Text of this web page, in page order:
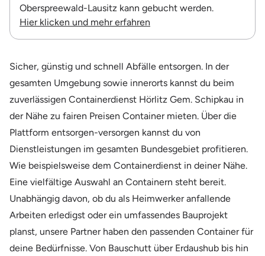
Oberspreewald-Lausitz kann gebucht werden.
Hier klicken und mehr erfahren
Sicher, günstig und schnell Abfälle entsorgen. In der
gesamten Umgebung sowie innerorts kannst du beim
zuverlässigen Containerdienst Hörlitz Gem. Schipkau in
der Nähe zu fairen Preisen Container mieten. Über die
Plattform entsorgen-versorgen kannst du von
Dienstleistungen im gesamten Bundesgebiet profitieren.
Wie beispielsweise dem Containerdienst in deiner Nähe.
Eine vielfältige Auswahl an Containern steht bereit.
Unabhängig davon, ob du als Heimwerker anfallende
Arbeiten erledigst oder ein umfassendes Bauprojekt
planst, unsere Partner haben den passenden Container für
deine Bedürfnisse. Von Bauschutt über Erdaushub bis hin